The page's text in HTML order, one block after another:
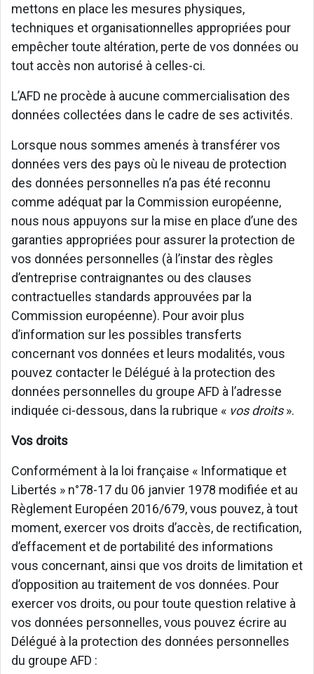
mettons en place les mesures physiques,
techniques et organisationnelles appropriées pour
empêcher toute altération, perte de vos données ou
tout accès non autorisé à celles-ci.
L’AFD ne procède à aucune commercialisation des
données collectées dans le cadre de ses activités.
Lorsque nous sommes amenés à transférer vos
données vers des pays où le niveau de protection
des données personnelles n’a pas été reconnu
comme adéquat par la Commission européenne,
nous nous appuyons sur la mise en place d’une des
garanties appropriées pour assurer la protection de
vos données personnelles (à l’instar des règles
d’entreprise contraignantes ou des clauses
contractuelles standards approuvées par la
Commission européenne). Pour avoir plus
d’information sur les possibles transferts
concernant vos données et leurs modalités, vous
pouvez contacter le Délégué à la protection des
données personnelles du groupe AFD à l’adresse
indiquée ci-dessous, dans la rubrique « vos droits».
Vos droits
Conformément à la loi française « Informatique et
Libertés » n°78-17 du 06 janvier 1978 modifiée et au
Règlement Européen 2016/679, vous pouvez, à tout
moment, exercer vos droits d’accès, de rectification,
d’effacement et de portabilité des informations
vous concernant, ainsi que vos droits de limitation et
d’opposition au traitement de vos données. Pour
exercer vos droits, ou pour toute question relative à
vos données personnelles, vous pouvez écrire au
Délégué à la protection des données personnelles
du groupe AFD :